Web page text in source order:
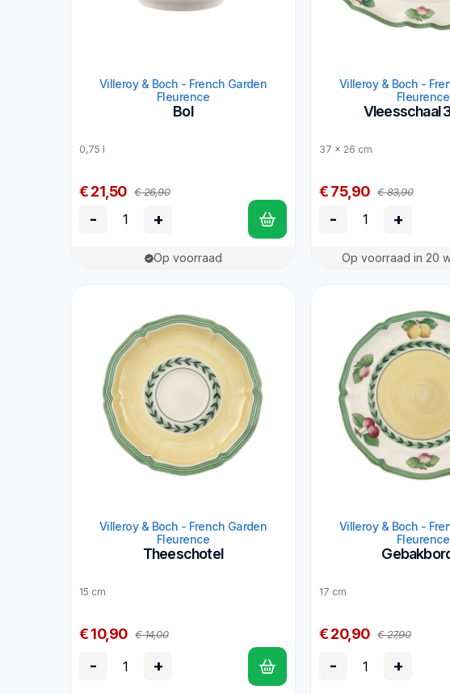
Villeroy & Boch - French Garden
Fleurence
Bol
0,75 l
€ 21,50 € 26,90
- +
Op voorraad
Villeroy & Boch -
Fleurence
Vleesschaal
37 x 26 cm
€ 75,90 € 83,90
- +
Op voorraad in 20
Villeroy & Boch - French Garden
Fleurence
Theeschotel
15 cm
€ 10,90 € 14,00
- +
Villeroy & Boch -
Fleurence
17 cm
€ 20,90 € 27,90
- +